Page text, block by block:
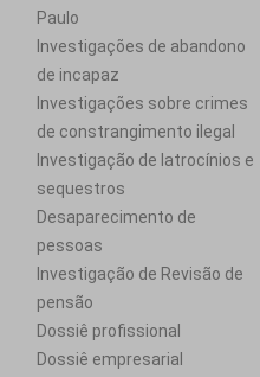
Paulo
Investigações de abandono
de incapaz
Investigações sobre crimes
de constrangimento ilegal
Investigação de latrocínios e
sequestros
Desaparecimento de
pessoas
Investigação de Revisão de
pensão
Dossiê profissional
Dossiê empresarial